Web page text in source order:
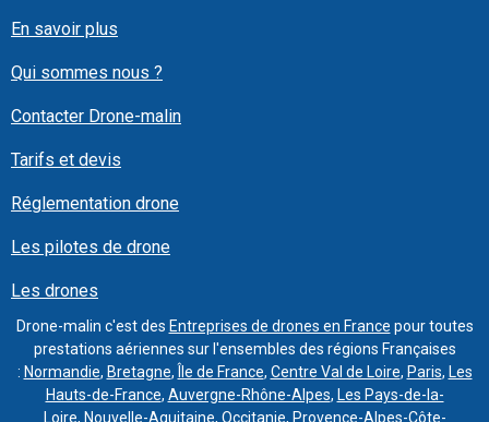
En savoir plus
Qui sommes nous ?
Contacter Drone-malin
Tarifs et devis
Réglementation drone
Les pilotes de drone
Les drones
Drone-malin c'est des Entreprises de drones en France pour toutes
prestations aériennes sur l'ensembles des régions Françaises
: Normandie, Bretagne, Île de France, Centre Val de Loire, Paris, Les
Hauts-de-France, Auvergne-Rhône-Alpes, Les Pays-de-la-
Loire, Nouvelle-Aquitaine, Occitanie, Provence-Alpes-Côte-